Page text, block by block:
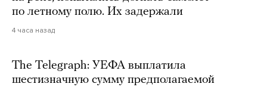
по летному полю. Их задержали
4 часа назад
The Telegraph: УЕФА выплатила
шестизначную сумму предполагаемой